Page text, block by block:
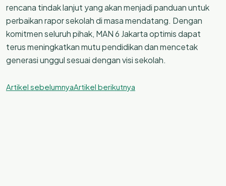
rencana tindak lanjut yang akan menjadi panduan untuk
perbaikan rapor sekolah di masa mendatang. Dengan
komitmen seluruh pihak, MAN 6 Jakarta optimis dapat
terus meningkatkan mutu pendidikan dan mencetak
generasi unggul sesuai dengan visi sekolah.
Artikel sebelumnyaArtikel berikutnya